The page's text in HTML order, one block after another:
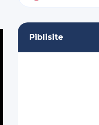
Piblisite